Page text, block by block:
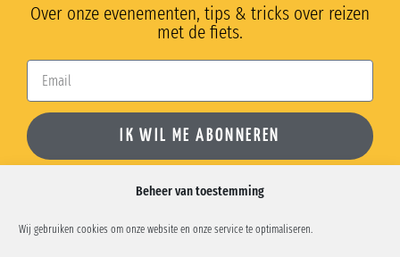
Beheer van toestemming
Wij gebruiken cookies om onze website en onze service te optimaliseren.
Over onze evenementen, tips & tricks over reizen
met de fiets.
IK WIL ME ABONNEREN